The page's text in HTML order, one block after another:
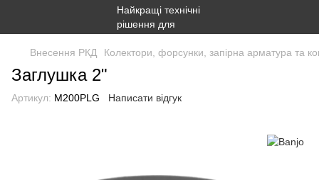
Внесення РКД Колектори, форсунки, запірна арматура та
Заглушка 2"
Артикул: M200PLG Написати відгук